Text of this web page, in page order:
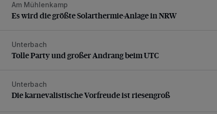
Es wird die größte Solarthermie-Anlage in NRW
Am Mühlenkamp
Es wird die größte Solarthermie-Anlage in NRW
Tolle Party und großer Andrang beim UTC
Unterbach
Tolle Party und großer Andrang beim UTC
Die karnevalistische Vorfreude ist riesengroß
Unterbach
Die karnevalistische Vorfreude ist riesengroß